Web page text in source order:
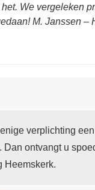
We vergeleken
M. Janssen –
verplichting
ontvangt u
Heemskerk.